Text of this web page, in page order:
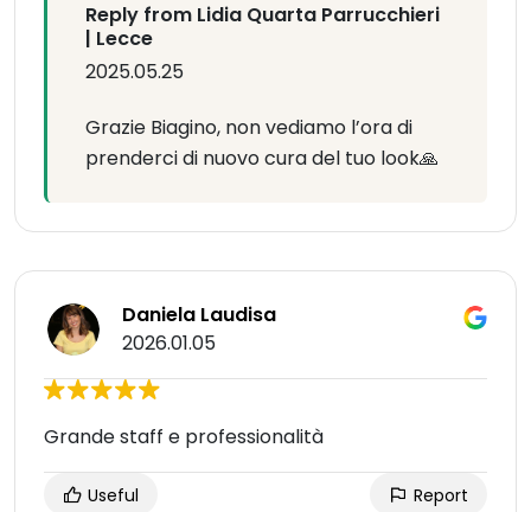
Reply from Lidia Quarta Parrucchieri
| Lecce
2025.05.25
Grazie Biagino, non vediamo l’ora di
prenderci di nuovo cura del tuo look🙏
Daniela Laudisa
2026.01.05
Grande staff e professionalità
Useful Report